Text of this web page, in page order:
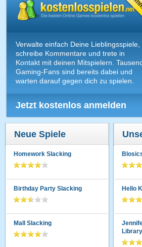
Verwalte einfach Deine Lieblingsspiele,
schreibe Kommentare und trete in
Kontakt mit deinen Mitspielern.
Gaming-Fans sind bereits dabei und
warten darauf gegen dich zu spielen.
Jetzt kostenlos anmelden
Neue Spiele
Homework Slacking
Birthday Party Slacking
Mall Slacking
Hello
Library